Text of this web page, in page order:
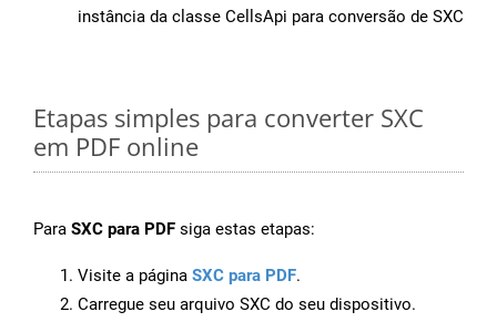
instância da classe CellsApi para conversão de SXC
Etapas simples para converter SXC
em PDF online
Para SXC para PDF siga estas etapas:
Visite a página SXC para PDF.
Carregue seu arquivo SXC do seu dispositivo.